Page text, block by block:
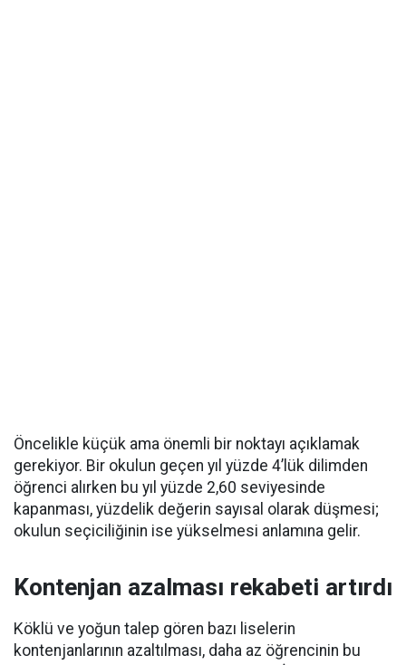
Öncelikle küçük ama önemli bir noktayı açıklamak
gerekiyor. Bir okulun geçen yıl yüzde 4’lük dilimden
öğrenci alırken bu yıl yüzde 2,60 seviyesinde
kapanması, yüzdelik değerin sayısal olarak düşmesi;
okulun seçiciliğinin ise yükselmesi anlamına gelir.
Kontenjan azalması rekabeti artırdı
Köklü ve yoğun talep gören bazı liselerin
kontenjanlarının azaltılması, daha az öğrencinin bu